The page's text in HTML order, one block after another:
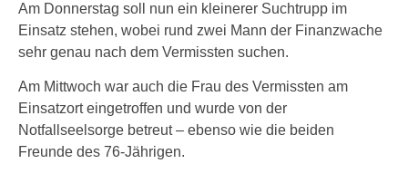
Am Donnerstag soll nun ein kleinerer Suchtrupp im
Einsatz stehen, wobei rund zwei Mann der Finanzwache
sehr genau nach dem Vermissten suchen.
Am Mittwoch war auch die Frau des Vermissten am
Einsatzort eingetroffen und wurde von der
Notfallseelsorge betreut – ebenso wie die beiden
Freunde des 76-Jährigen.